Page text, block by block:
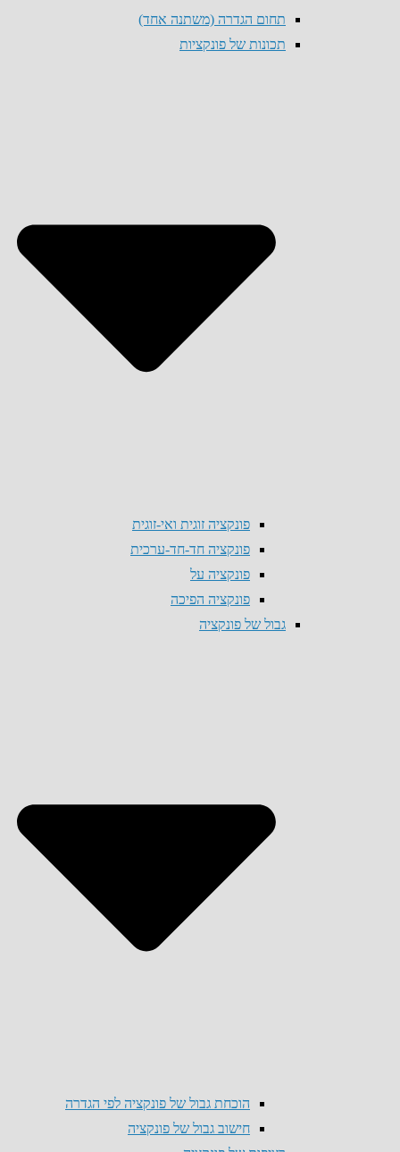
תחום הגדרה (משתנה אחד)
תכונות של פונקציות
פונקציה זוגית ואי-זוגית
פונקציה חד-חד-ערכית
פונקציה על
פונקציה הפיכה
גבול של פונקציה
הוכחת גבול של פונקציה לפי הגדרה
חישוב גבול של פונקציה